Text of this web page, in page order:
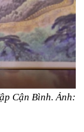
Cận Bình. Ảnh: